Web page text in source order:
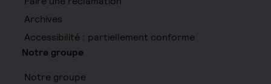
Archives
Accessibilité : partiellement conforme
Notre groupe
Notre groupe